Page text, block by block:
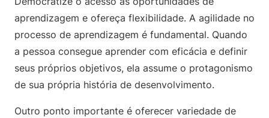
aprendizagem e ofereça flexibilidade. A agilidade no
processo de aprendizagem é fundamental. Quando
a pessoa consegue aprender com eficácia e definir
seus próprios objetivos, ela assume o protagonismo
de sua própria história de desenvolvimento.
Outro ponto importante é oferecer variedade de